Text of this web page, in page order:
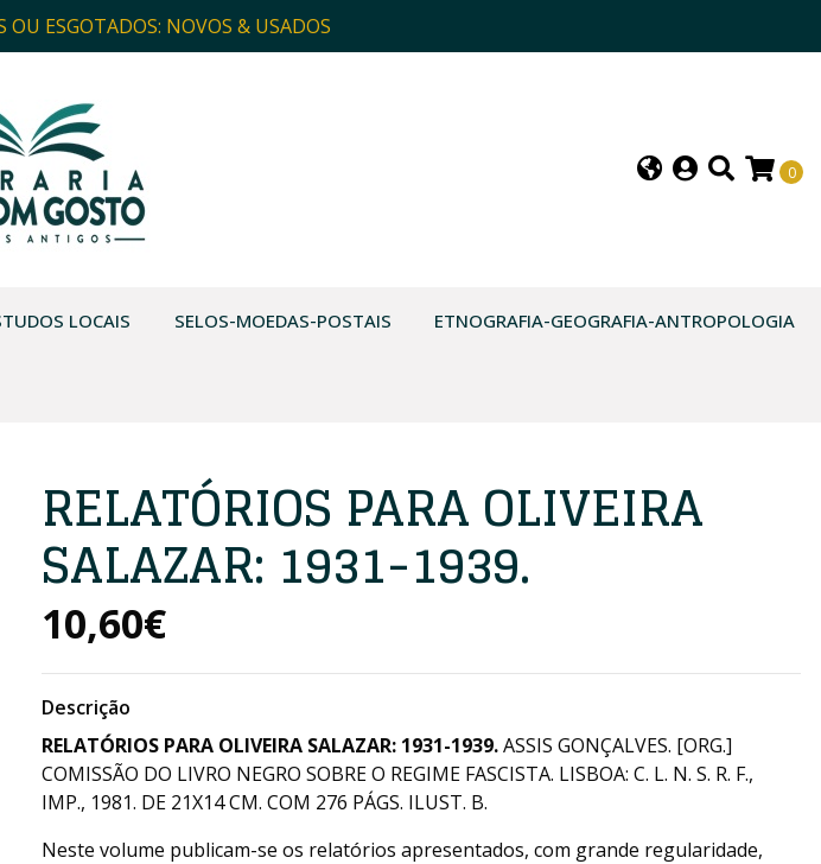
OU ESGOTADOS: NOVOS & USADOS
0
LOCAIS SELOS-MOEDAS-POSTAIS ETNOGRAFIA-GEOGRAFIA-ANTROPOLOGIA
RELATÓRIOS PARA OLIVEIRA
SALAZAR: 1931-1939.
10,60€
Descrição
RELATÓRIOS PARA OLIVEIRA SALAZAR: 1931-1939.ASSIS GONÇALVES. [ORG.]
COMISSÃO DO LIVRO NEGRO SOBRE O REGIME FASCISTA. LISBOA: C. L. N. S. R. F.,
IMP., 1981. DE 21X14 CM. COM 276 PÁGS. ILUST. B.
Neste volume publicam-se os relatórios apresentados, com grande regularidade,